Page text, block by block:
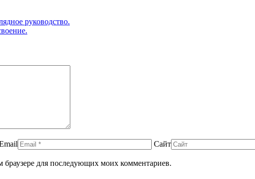
руководство.
Сайт
браузере для последующих моих комментариев.